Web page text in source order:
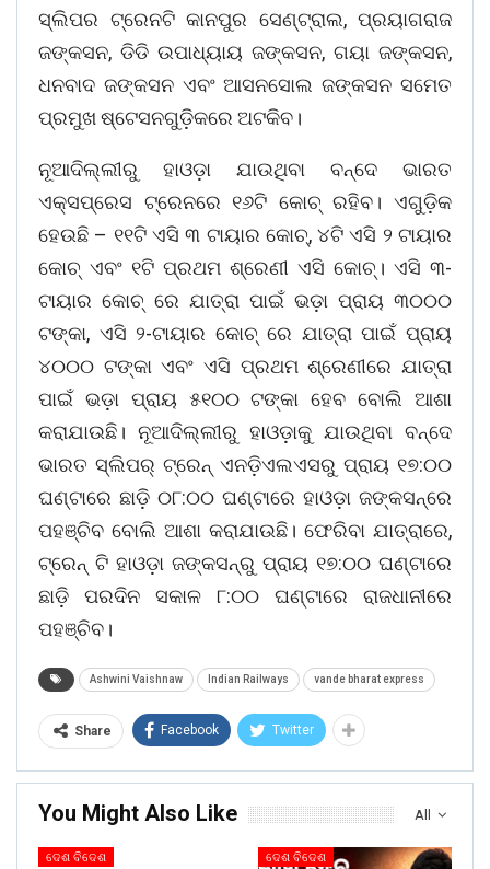
ସ୍ଲିପର ଟ୍ରେନଟି କାନପୁର ସେଣ୍ଟ୍ରାଲ, ପ୍ରୟାଗରାଜ
ଜଙ୍କସନ, ଡିଡି ଉପାଧ୍ୟାୟ ଜଙ୍କସନ, ଗୟା ଜଙ୍କସନ,
ଧନବାଦ ଜଙ୍କସନ ଏବଂ ଆସନସୋଲ ଜଙ୍କସନ ସମେତ
ପ୍ରମୁଖ ଷ୍ଟେସନଗୁଡ଼ିକରେ ଅଟକିବ।
ନୂଆଦିଲ୍ଲୀରୁ ହାଓଡ଼ା ଯାଉଥିବା ବନ୍ଦେ ଭାରତ
ଏକ୍ସପ୍ରେସ ଟ୍ରେନରେ ୧୬ଟି କୋଚ୍ ରହିବ। ଏଗୁଡ଼ିକ
ହେଉଛି – ୧୧ଟି ଏସି ୩ ଟାୟାର କୋଚ୍, ୪ଟି ଏସି ୨ ଟାୟାର
କୋଚ୍ ଏବଂ ୧ଟି ପ୍ରଥମ ଶ୍ରେଣୀ ଏସି କୋଚ୍। ଏସି ୩-
ଟାୟାର କୋଚ୍ ରେ ଯାତ୍ରା ପାଇଁ ଭଡ଼ା ପ୍ରାୟ ୩୦୦୦
ଟଙ୍କା, ଏସି ୨-ଟାୟାର କୋଚ୍ ରେ ଯାତ୍ରା ପାଇଁ ପ୍ରାୟ
୪୦୦୦ ଟଙ୍କା ଏବଂ ଏସି ପ୍ରଥମ ଶ୍ରେଣୀରେ ଯାତ୍ରା
ପାଇଁ ଭଡ଼ା ପ୍ରାୟ ୫୧୦୦ ଟଙ୍କା ହେବ ବୋଲି ଆଶା
କରାଯାଉଛି। ନୂଆଦିଲ୍ଲୀରୁ ହାଓଡ଼ାକୁ ଯାଉଥିବା ବନ୍ଦେ
ଭାରତ ସ୍ଲିପର୍ ଟ୍ରେନ୍ ଏନଡ଼ିଏଲଏସରୁ ପ୍ରାୟ ୧୭:୦୦
ଘଣ୍ଟାରେ ଛାଡ଼ି ୦୮:୦୦ ଘଣ୍ଟାରେ ହାଓଡ଼ା ଜଙ୍କସନ୍‌ରେ
ପହଞ୍ଚିବ ବୋଲି ଆଶା କରାଯାଉଛି। ଫେରିବା ଯାତ୍ରାରେ,
ଟ୍ରେନ୍ ଟି ହାଓଡ଼ା ଜଙ୍କସନ୍‌ରୁ ପ୍ରାୟ ୧୭:୦୦ ଘଣ୍ଟାରେ
ଛାଡ଼ି ପରଦିନ ସକାଳ ୮:୦୦ ଘଣ୍ଟାରେ ରାଜଧାନୀରେ
ପହଞ୍ଚିବ।
Ashwini Vaishnaw Indian Railways vande bharat express
Share Facebook Twitter
All
You Might Also Like
ଦେଶ ବିଦେଶ ଦେଶ ବିଦେଶ